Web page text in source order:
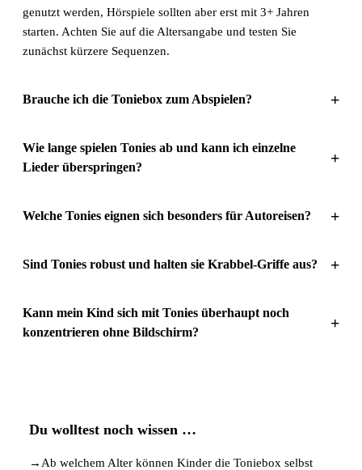
genutzt werden, Hörspiele sollten aber erst mit 3+ Jahren
starten. Achten Sie auf die Altersangabe und testen Sie
zunächst kürzere Sequenzen.
Brauche ich die Toniebox zum Abspielen? +
Wie lange spielen Tonies ab und kann ich einzelne
Lieder überspringen?
+
Welche Tonies eignen sich besonders für Autoreisen? +
Sind Tonies robust und halten sie Krabbel-Griffe aus? +
Kann mein Kind sich mit Tonies überhaupt noch
konzentrieren ohne Bildschirm?
+
Du wolltest noch wissen …
→ Ab welchem Alter können Kinder die Toniebox selbst